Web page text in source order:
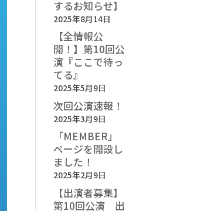
するお知らせ】
2025年8月14日
【全情報公
開！】第10回公
演『ここで待っ
てる』
2025年5月9日
次回公演速報！
2025年3月9日
「MEMBER」
ページを開設し
ました！
2025年2月9日
【出演者募集】
第10回公演 出